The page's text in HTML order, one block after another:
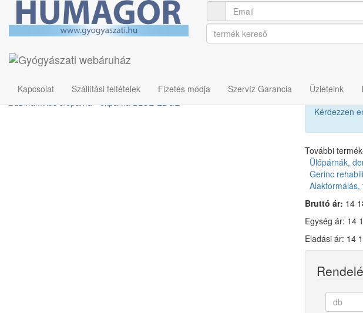
Kapcsolat Szállítási feltételek Fizetés módja Szervíz Garancia Üzleteink
Rehabilitációs és gyógytorna termékek Gerinc rehabilitáció
Dinamikus ülőpárna - ékpárna BLUE-
Cikkszám: U00013997
Kérdezzen
További
Ülőpárnák,
Gerinc
Bruttó ár: 14
Egység ár: 14
Eladási ár: 14